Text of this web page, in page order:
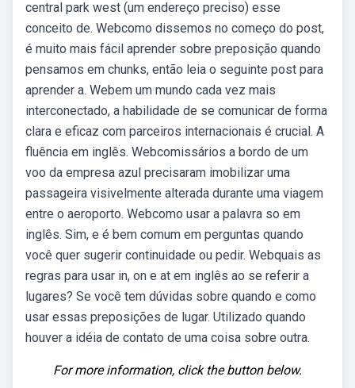
central park west (um endereço preciso) esse
conceito de. Webcomo dissemos no começo do post,
é muito mais fácil aprender sobre preposição quando
pensamos em chunks, então leia o seguinte post para
aprender a. Webem um mundo cada vez mais
interconectado, a habilidade de se comunicar de forma
clara e eficaz com parceiros internacionais é crucial. A
fluência em inglês. Webcomissários a bordo de um
voo da empresa azul precisaram imobilizar uma
passageira visivelmente alterada durante uma viagem
entre o aeroporto. Webcomo usar a palavra so em
inglês. Sim, e é bem comum em perguntas quando
você quer sugerir continuidade ou pedir. Webquais as
regras para usar in, on e at em inglês ao se referir a
lugares? Se você tem dúvidas sobre quando e como
usar essas preposições de lugar. Utilizado quando
houver a idéia de contato de uma coisa sobre outra.
For more information, click the button below.